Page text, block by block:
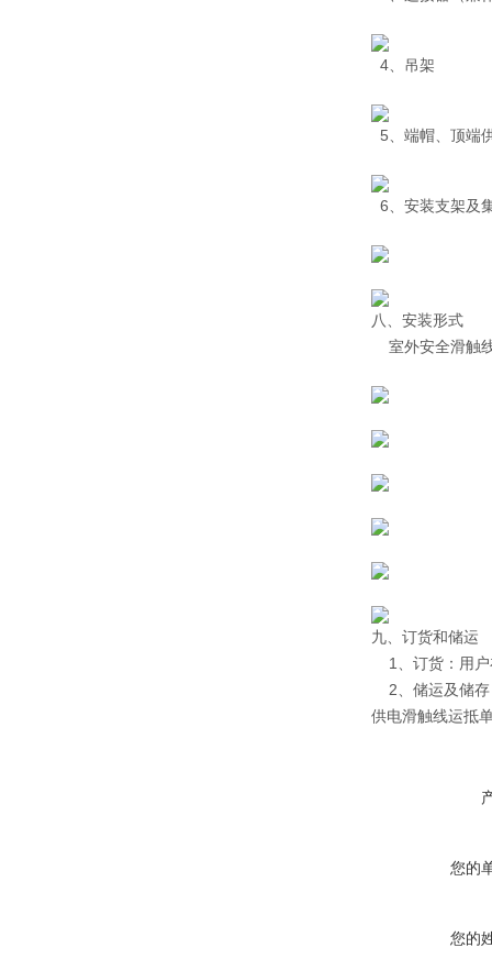
4、吊架
5、端帽、顶端
6、安装支架及
八、安装形式
室外安全滑触
九、订货和储运
1、订货：用户
2、储运及储存
供电滑触线运抵
您的
您的